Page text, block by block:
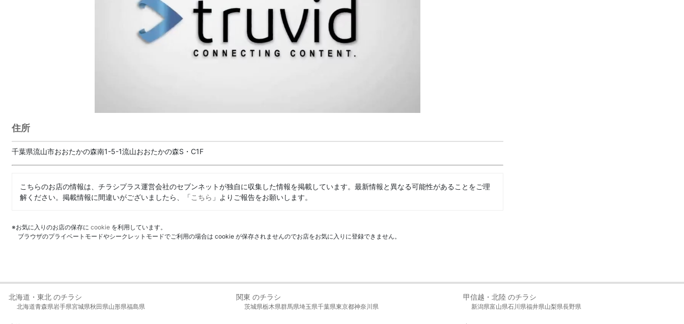
住所
千葉県流山市おおたかの森南1-5-1流山おおたかの森S・C1F
こちらのお店の情報は、チラシプラス運営会社のセブンネットが独自に収集した情報を掲載しています。最新情報と異なる可能性があることをご理
解ください。掲載情報に間違いがございましたら、「こちら 」よりご報告をお願いします。
※お気に入りのお店の保存に cookie を利用しています。
ブラウザのプライベートモードやシークレットモードでご利用の場合は cookie が保存されませんのでお店をお気に入りに登録できません。
北海道・東北 のチラシ
北海道青森県岩手県宮城県秋田県山形県福島県
関東 のチラシ
茨城県栃木県群馬県埼玉県千葉県東京都神奈川県
甲信越・北陸 のチラシ
新潟県富山県石川県福井県山梨県長野県